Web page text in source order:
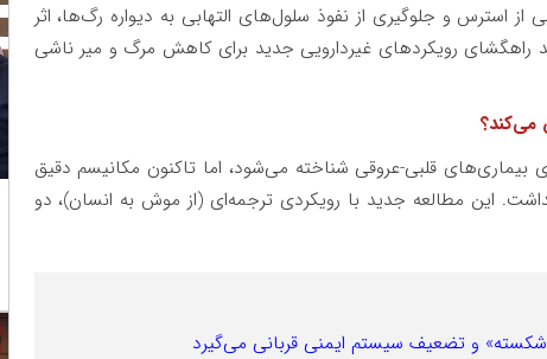
استرس و جلوگیری از نفوذ سلول‌های التهابی به دیواره رگ‌ها، اثر
راهگشای رویکردهای غیردارویی جدید برای کاهش مرگ و میر ناشی
می‌کند؟
قلبی-عروقی شناخته می‌شود، اما تاکنون مکانیسم دقیق
این مطالعه جدید با رویکردی ترجمه‌ای (از موش به انسان)، دو
و تضعیف سیستم ایمنی قربانی می‌گیرد